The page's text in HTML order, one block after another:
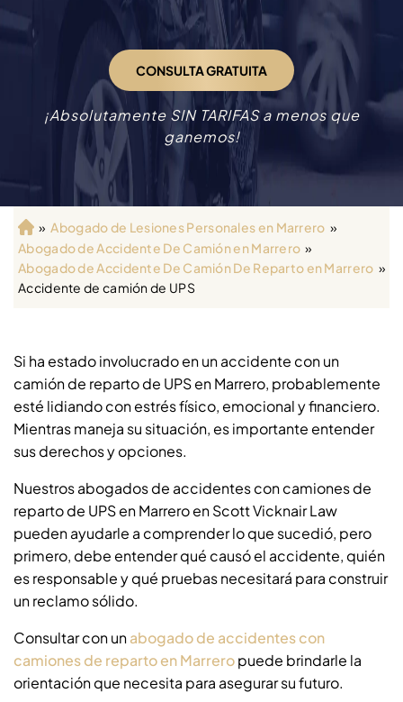
CONSULTA GRATUITA
¡Absolutamente SIN TARIFAS a menos que
ganemos!
Ini
ci
o
» Abogado de Lesiones Personales en Marrero »
Abogado de Accidente De Camión en Marrero »
Abogado de Accidente De Camión De Reparto en Marrero »
Accidente de camión de UPS
Si ha estado involucrado en un accidente con un
camión de reparto de UPS en Marrero, probablemente
esté lidiando con estrés físico, emocional y financiero.
Mientras maneja su situación, es importante entender
sus derechos y opciones.
Nuestros abogados de accidentes con camiones de
reparto de UPS en Marrero en Scott Vicknair Law
pueden ayudarle a comprender lo que sucedió, pero
primero, debe entender qué causó el accidente, quién
es responsable y qué pruebas necesitará para construir
un reclamo sólido.
Consultar con unabogado de accidentes con
camiones de reparto en Marreropuede brindarle la
orientación que necesita para asegurar su futuro.